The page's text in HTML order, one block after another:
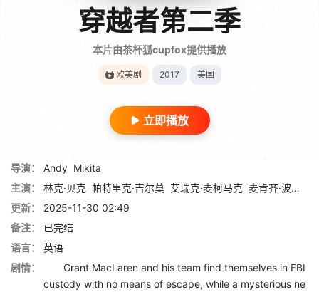
穿越者第二季
本片由茶杯狐cupfox提供播放
欧美剧 2017 美国
立即播放
导演： Andy Mikita
主演：
林克·贝克 帕特里克·吉尔莫 艾瑞克·麦柯马克 麦肯齐·波特
更新：
2025-11-30 02:49
备注：
已完结
语言：
英语
剧情：
Grant MacLaren and his team find themselves in FBI
custody with no means of escape, while a mysterious ne